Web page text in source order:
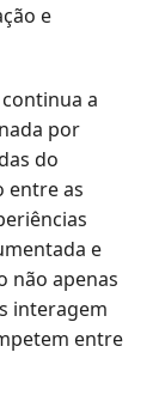
e
a
por
do
entre as
e
não apenas
interagem
entre